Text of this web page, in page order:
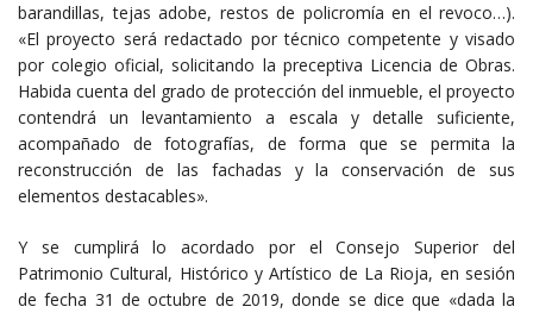
barandillas, tejas adobe, restos de policromía en el revoco…).
«El proyecto será redactado por técnico competente y visado
por colegio oficial, solicitando la preceptiva Licencia de Obras.
Habida cuenta del grado de protección del inmueble, el proyecto
contendrá un levantamiento a escala y detalle suficiente,
acompañado de fotografías, de forma que se permita la
reconstrucción de las fachadas y la conservación de sus
elementos destacables».
Y se cumplirá lo acordado por el Consejo Superior del
Patrimonio Cultural, Histórico y Artístico de La Rioja, en sesión
de fecha 31 de octubre de 2019, donde se dice que «dada la